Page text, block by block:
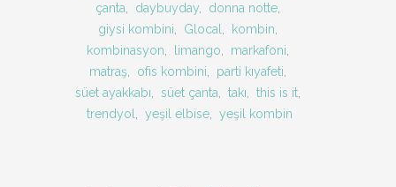
çanta
daybuyday, donna notte,
giysi kombini
Glocal kombin
kombinasyon
limango markafoni
matraş
ofis kombini parti kıyafeti
süet ayakkabı
süet çanta takı this is it,
trendyol
yeşil elbise, yeşil kombin